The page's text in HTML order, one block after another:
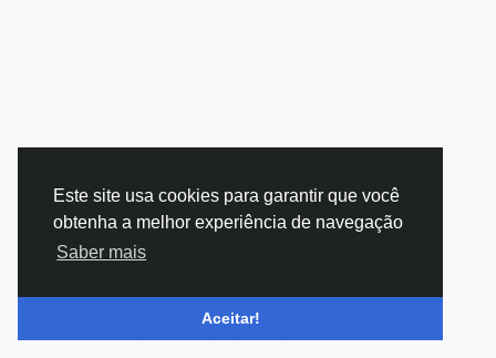
Este site usa cookies para garantir que você
obtenha a melhor experiência de navegação
Saber mais
Aceitar!